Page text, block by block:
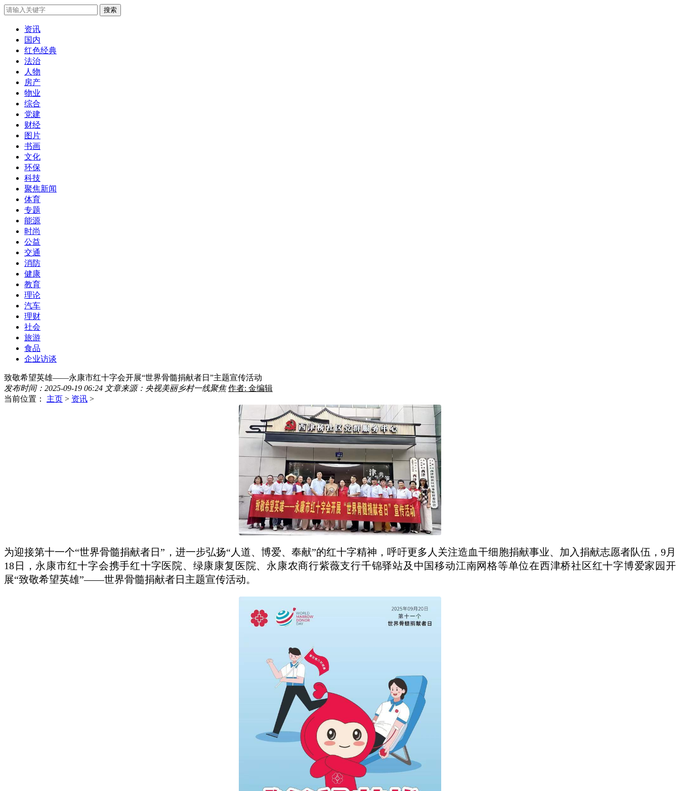
搜索
资讯
国内
红色经典
法治
人物
房产
物业
综合
党建
财经
图片
书画
文化
环保
科技
聚焦新闻
体育
专题
能源
时尚
公益
交通
消防
健康
教育
理论
汽车
理财
社会
旅游
食品
企业访谈
致敬希望英雄——永康市红十字会开展“世界骨髓捐献者日”主题宣传活动
发布时间：2025-09-19 06:24 文章来源：央视美丽乡村一线聚焦 作者: 金编辑
当前位置： 主页 > 资讯 >
为迎接第十一个“世界骨髓捐献者日”，进一步弘扬“人道、博爱、奉献”的红十字精神，呼吁更多人关注造血干细胞捐献事业、加入捐献志愿者队伍，9月
18日，永康市红十字会携手红十字医院、绿康康复医院、永康农商行紫薇支行千锦驿站及中国移动江南网格等单位在西津桥社区红十字博爱家园开
展“致敬希望英雄”——世界骨髓捐献者日主题宣传活动。